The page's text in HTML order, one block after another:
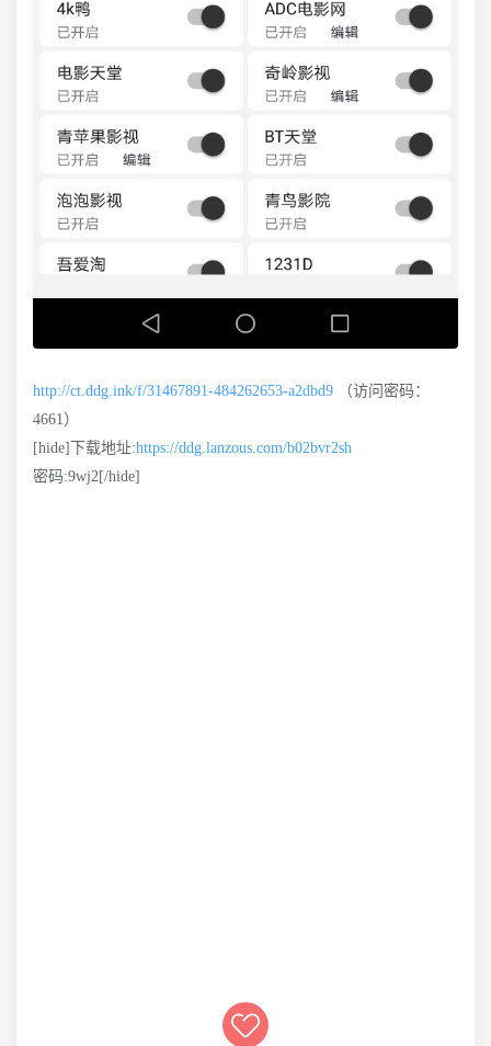
http://ct.ddg.ink/f/31467891-484262653-a2dbd9 （访问密码：
4661）
[hide]下载地址:https://ddg.lanzous.com/b02bvr2sh
密码:9wj2[/hide]